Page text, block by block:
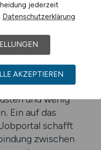
klare Struktur und
Beteiligten.
wichtig, ihre offenen
Allgemeine
führen
und wenig
Ein auf das
schafft
zwischen
jederzeit
Datenschutzerklärung
AKZEPTIEREN